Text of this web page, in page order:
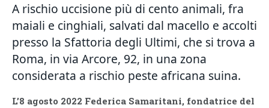
A rischio uccisione più di cento animali, fra
maiali e cinghiali, salvati dal macello e accolti
presso la Sfattoria degli Ultimi, che si trova a
Roma, in via Arcore, 92, in una zona
considerata a rischio peste africana suina.
L’8 agosto 2022 Federica Samaritani, fondatrice del